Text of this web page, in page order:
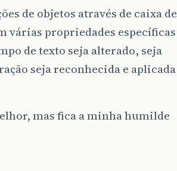
de objetos através de caixa de
várias propriedades específicas
de texto seja alterado, seja
seja reconhecida e aplicada
mas fica a minha humilde